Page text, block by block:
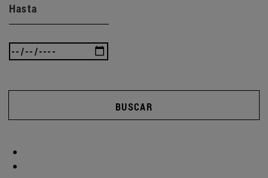
Hasta
BUSCAR